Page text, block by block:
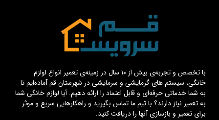
با تخصص و تجربه‌ی بیش از ۱۰ سال در زمینه‌ی تعمیر انواع لوازم
خانگی، سیستم های گرمایشی و سرمایشی در شهرستان قم آماده‌ایم تا
به شما خدماتی حرفه‌ای و قابل اعتماد را ارائه دهیم. آیا لوازم خانگی شما
به تعمیر نیاز دارند؟ با تیم ما تماس بگیرید و راهکارهایی سریع و موثر
برای تعمیر و بازسازی آنها را دریافت کنید.